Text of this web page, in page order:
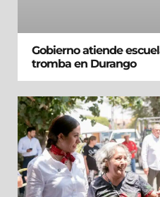
Gobierno atiende
tromba en Durango